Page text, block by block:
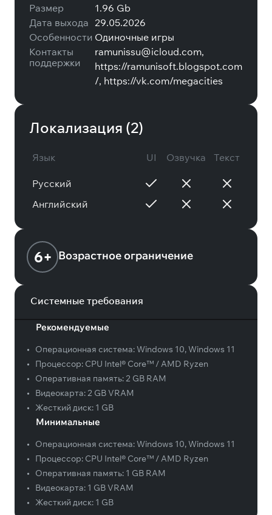
Размер
1.96 Gb
Дата выхода 29.05.2026
Особенности Одиночные игры
Контакты
поддержки
ramunissu@icloud.com,
https://ramunisoft.blogspot.com
/, https://vk.com/megacities
Локализация (2)
Язык UI Озвучка Текст
Русский
Английский
6+ Возрастное ограничение
Системные требования
Рекомендуемые
• Операционная система:Windows 10, Windows 11
•
Процессор: CPU Intel® Core™ / AMD Ryzen
•
Оперативная память:2 GB RAM
•
Видеокарта:2 GB VRAM
•
Жесткий диск: 1 GB
Минимальные
• Операционная система:Windows 10, Windows 11
•
Процессор: CPU Intel® Core™ / AMD Ryzen
•
Оперативная память: 1 GB RAM
•
Видеокарта: 1 GB VRAM
•
Жесткий диск: 1 GB